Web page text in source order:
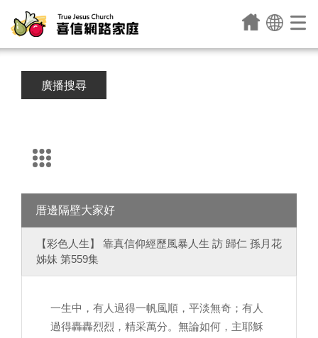
廣播搜尋
厝邊隔壁大家好
【彩色人生】 靠真信仰經歷風暴人生 訪 歸仁 孫月花
姊妹 第559集
一生中，有人過得一帆風順，平淡無奇；有人
過得轟轟烈烈，精采萬分。無論如何，主耶穌